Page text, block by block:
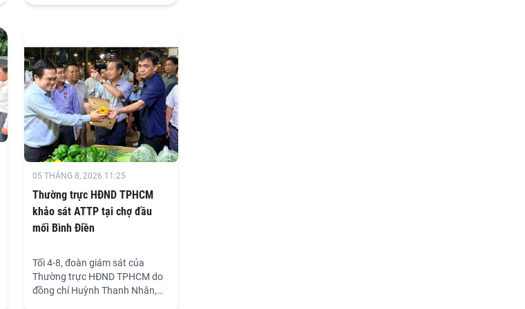
luận tại tổ về các dự án luật và
05 THÁNG 8, 2026 11:25
Thường trực HĐND TPHCM
khảo sát ATTP tại chợ đầu
mối Bình Điền
Tối 4-8, đoàn giám sát của
Thường trực HĐND TPHCM do
đồng chí Huỳnh Thanh Nhân,